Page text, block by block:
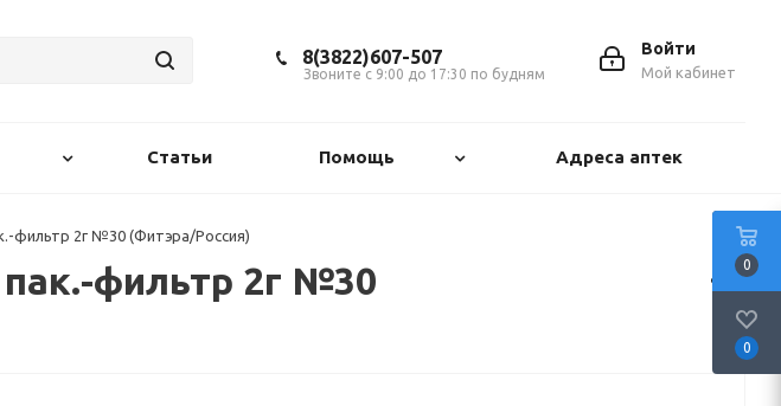
Войти
Мой кабинет
8(3822)607-507
Звоните с 9:00 до 17:30 по будням
Статьи Помощь Адреса аптек
фильтр 2г №30 (Фитэра/Россия)
фильтр 2г №30
0
0